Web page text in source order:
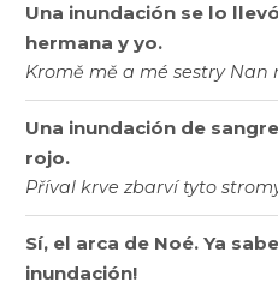
Una inundación se lo
hermana y yo.
Kromě mě a mé sestry Nan
Una inundación de
rojo.
Příval krve zbarví tyto
Sí, el arca de Noé. Ya
inundación!